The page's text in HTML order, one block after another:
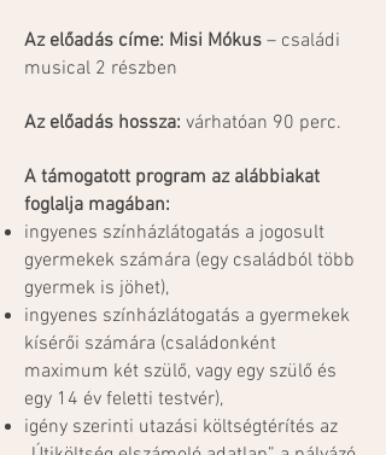
Az előadás címe: Misi Mókus – családi
musical 2 részben
Az előadás hossza: várhatóan 90 perc.
A támogatott program az alábbiakat
foglalja magában:
ingyenes színházlátogatás a jogosult
gyermekek számára (egy családból több
gyermek is jöhet),
ingyenes színházlátogatás a gyermekek
kísérői számára (családonként
maximum két szülő, vagy egy szülő és
egy 14 év feletti testvér),
igény szerinti utazási költségtérítés az